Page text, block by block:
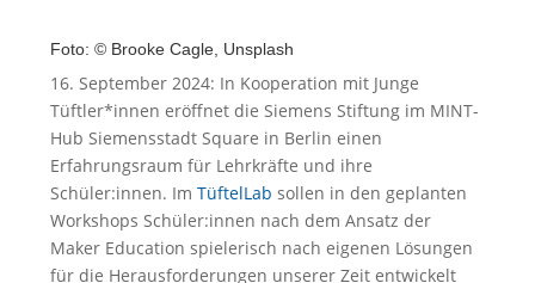
Foto: © Brooke Cagle, Unsplash
16. September 2024: In Kooperation mit Junge
Tüftler*innen eröffnet die Siemens Stiftung im MINT-
Hub Siemensstadt Square in Berlin einen
Erfahrungsraum für Lehrkräfte und ihre
Schüler:innen. Im TüftelLab sollen in den geplanten
Workshops Schüler:innen nach dem Ansatz der
Maker Education spielerisch nach eigenen Lösungen
für die Herausforderungen unserer Zeit entwickelt